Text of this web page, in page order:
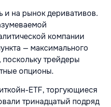
и на рынок деривативов.
компании
— максимального
поскольку трейдеры
опционы.
ETF, торгующиеся
тринадцатый подряд